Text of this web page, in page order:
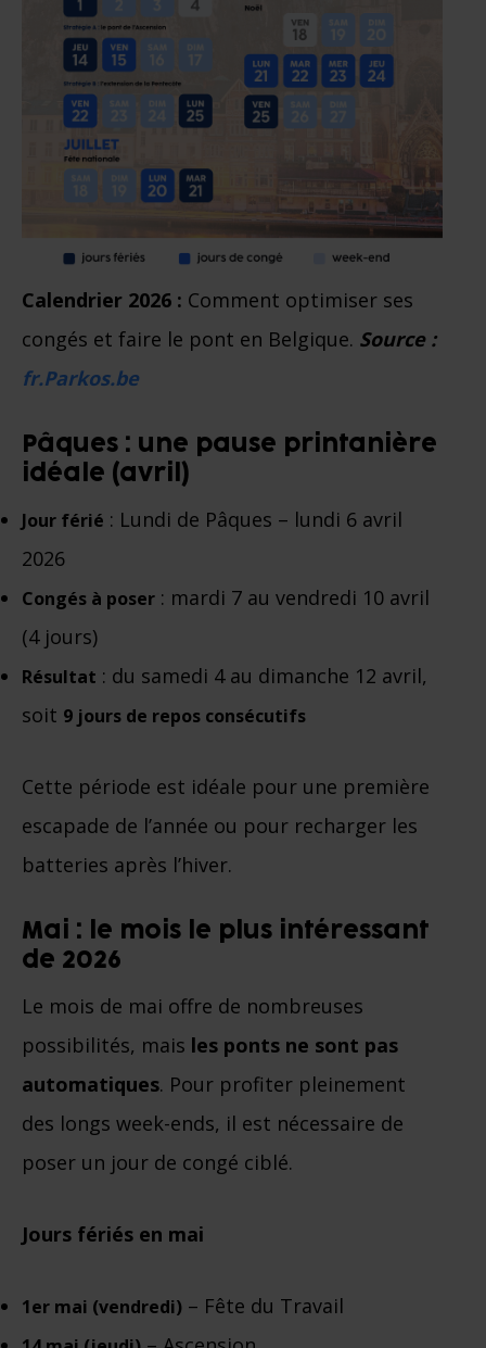
Calendrier 2026 : Comment optimiser ses
congés et faire le pont en Belgique. Source :
fr.Parkos.be
Pâques : une pause printanière
idéale (avril)
Jour férié : Lundi de Pâques – lundi 6 avril
2026
Congés à poser : mardi 7 au vendredi 10 avril
(4 jours)
Résultat : du samedi 4 au dimanche 12 avril,
soit 9 jours de repos consécutifs
Cette période est idéale pour une première
escapade de l’année ou pour recharger les
batteries après l’hiver.
Mai : le mois le plus intéressant
de 2026
Le mois de mai offre de nombreuses
possibilités, mais les ponts ne sont pas
automatiques. Pour profiter pleinement
des longs week-ends, il est nécessaire de
poser un jour de congé ciblé.
Jours fériés en mai
1er mai (vendredi) – Fête du Travail